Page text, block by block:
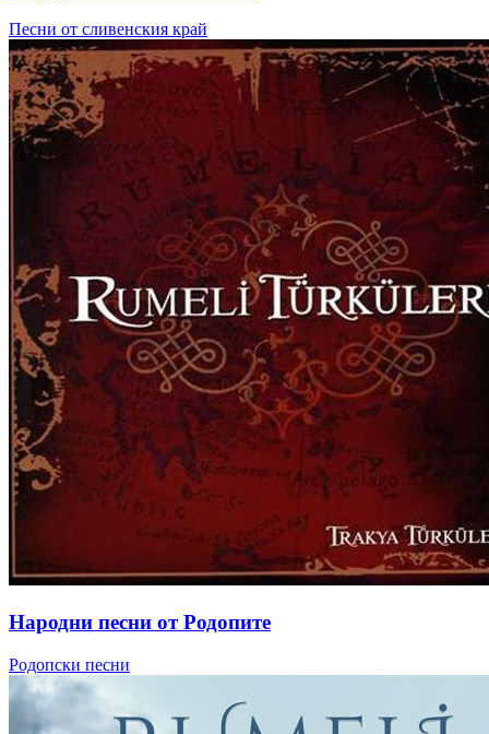
Песни от сливенския край
Народни песни от Родопите
Родопски песни